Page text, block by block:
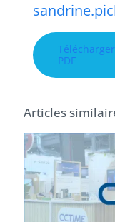
PDF
Articles